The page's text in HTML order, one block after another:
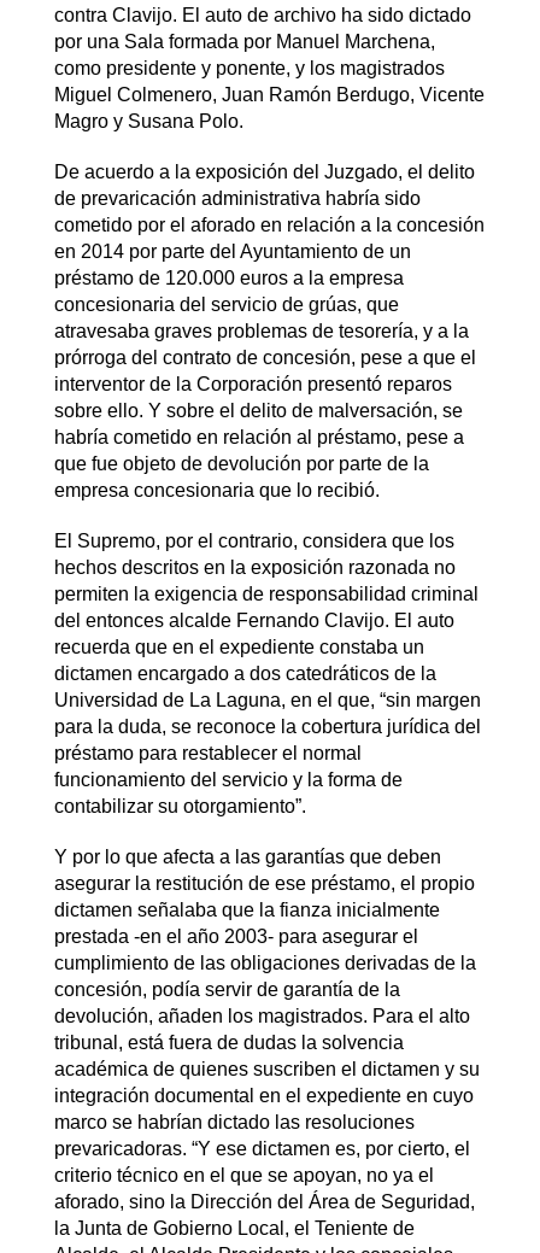
contra Clavijo. El auto de archivo ha sido dictado
por una Sala formada por Manuel Marchena,
como presidente y ponente, y los magistrados
Miguel Colmenero, Juan Ramón Berdugo, Vicente
Magro y Susana Polo.
De acuerdo a la exposición del Juzgado, el delito
de prevaricación administrativa habría sido
cometido por el aforado en relación a la concesión
en 2014 por parte del Ayuntamiento de un
préstamo de 120.000 euros a la empresa
concesionaria del servicio de grúas, que
atravesaba graves problemas de tesorería, y a la
prórroga del contrato de concesión, pese a que el
interventor de la Corporación presentó reparos
sobre ello. Y sobre el delito de malversación, se
habría cometido en relación al préstamo, pese a
que fue objeto de devolución por parte de la
empresa concesionaria que lo recibió.
El Supremo, por el contrario, considera que los
hechos descritos en la exposición razonada no
permiten la exigencia de responsabilidad criminal
del entonces alcalde Fernando Clavijo. El auto
recuerda que en el expediente constaba un
dictamen encargado a dos catedráticos de la
Universidad de La Laguna, en el que, “sin margen
para la duda, se reconoce la cobertura jurídica del
préstamo para restablecer el normal
funcionamiento del servicio y la forma de
contabilizar su otorgamiento”.
Y por lo que afecta a las garantías que deben
asegurar la restitución de ese préstamo, el propio
dictamen señalaba que la fianza inicialmente
prestada -en el año 2003- para asegurar el
cumplimiento de las obligaciones derivadas de la
concesión, podía servir de garantía de la
devolución, añaden los magistrados. Para el alto
tribunal, está fuera de dudas la solvencia
académica de quienes suscriben el dictamen y su
integración documental en el expediente en cuyo
marco se habrían dictado las resoluciones
prevaricadoras. “Y ese dictamen es, por cierto, el
criterio técnico en el que se apoyan, no ya el
aforado, sino la Dirección del Área de Seguridad,
la Junta de Gobierno Local, el Teniente de